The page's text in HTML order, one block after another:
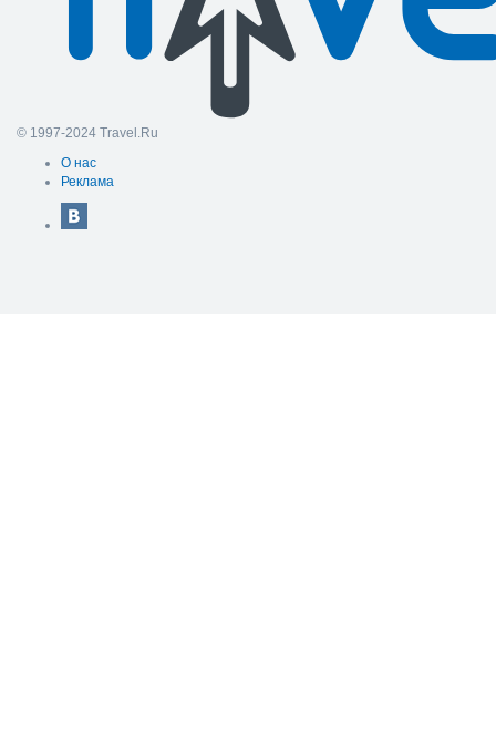
© 1997-2024 Travel.Ru
О нас
Реклама